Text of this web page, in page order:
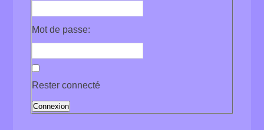
Mot de passe:
Rester connecté
Connexion